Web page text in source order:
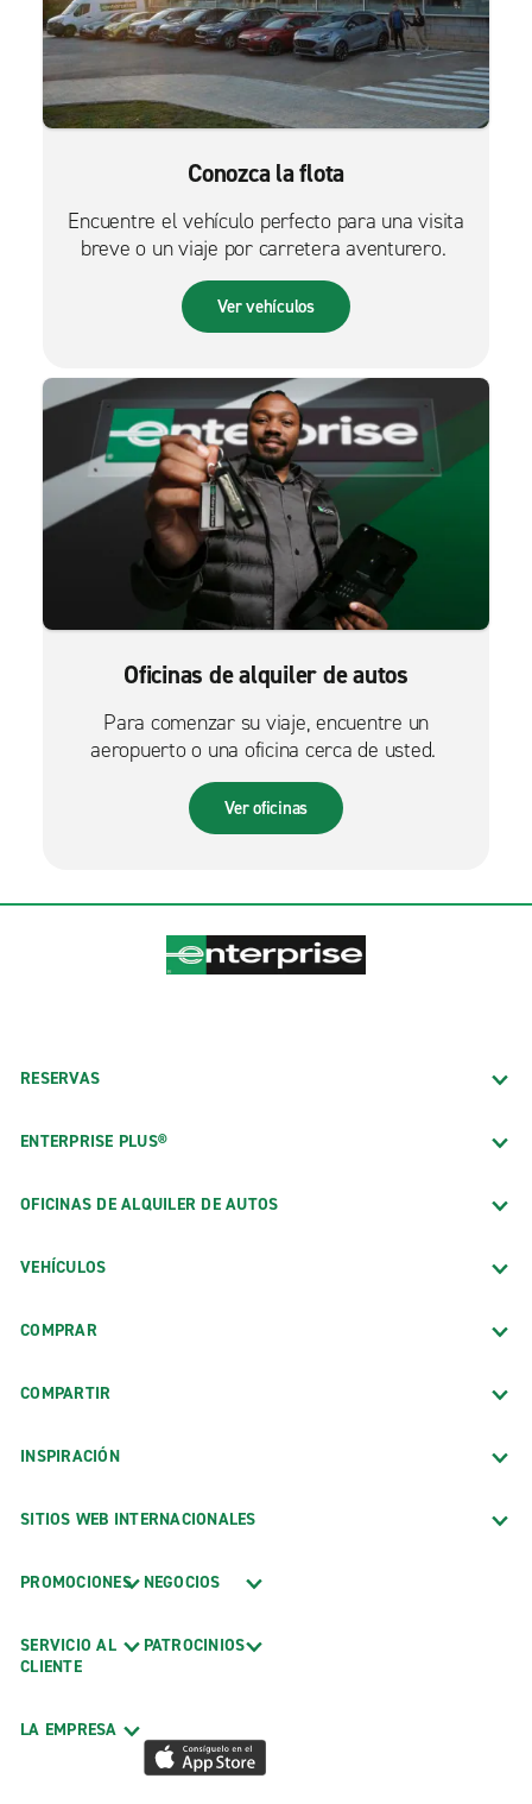
Conozca la flota
Encuentre el vehículo perfecto para una visita
breve o un viaje por carretera aventurero.
Ver vehículos
Oficinas de alquiler de autos
Para comenzar su viaje, encuentre un
aeropuerto o una oficina cerca de usted.
Ver oficinas
RESERVAS
ENTERPRISE PLUS®
OFICINAS DE ALQUILER DE AUTOS
VEHÍCULOS
COMPRAR
COMPARTIR
INSPIRACIÓN
SITIOS WEB INTERNACIONALES
PROMOCIONES
SERVICIO AL
CLIENTE
LA EMPRESA
NEGOCIOS
PATROCINIOS